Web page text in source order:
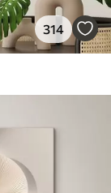
314